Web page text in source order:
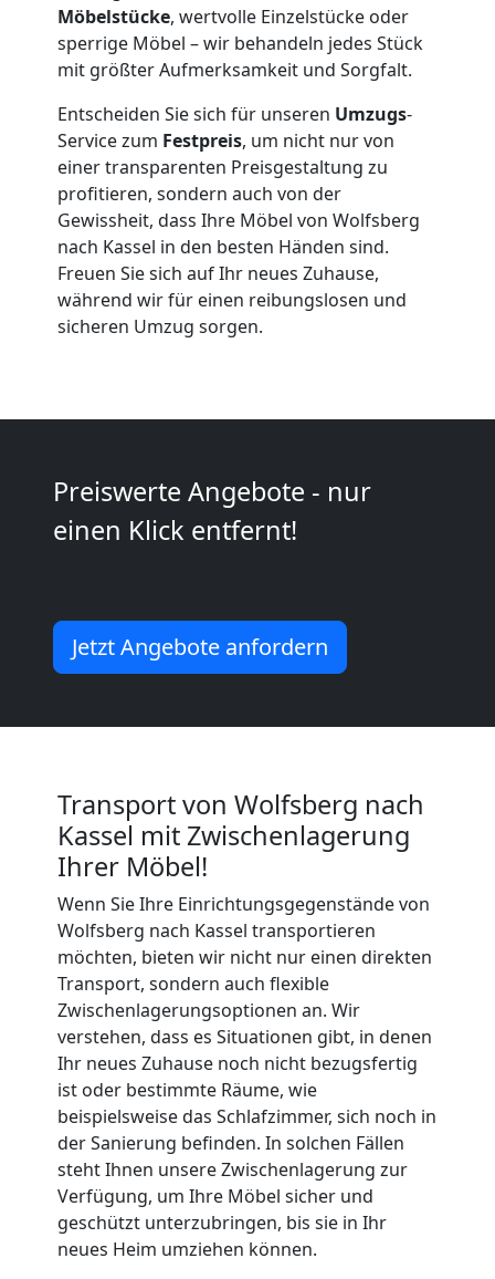
Möbelstücke, wertvolle Einzelstücke oder
sperrige Möbel – wir behandeln jedes Stück
mit größter Aufmerksamkeit und Sorgfalt.
Entscheiden Sie sich für unseren Umzugs-
Service zum Festpreis, um nicht nur von
einer transparenten Preisgestaltung zu
profitieren, sondern auch von der
Gewissheit, dass Ihre Möbel von Wolfsberg
nach Kassel in den besten Händen sind.
Freuen Sie sich auf Ihr neues Zuhause,
während wir für einen reibungslosen und
sicheren Umzug sorgen.
Preiswerte Angebote - nur
einen Klick entfernt!
Jetzt Angebote anfordern
Transport von Wolfsberg nach
Kassel mit Zwischenlagerung
Ihrer Möbel!
Wenn Sie Ihre Einrichtungsgegenstände von
Wolfsberg nach Kassel transportieren
möchten, bieten wir nicht nur einen direkten
Transport, sondern auch flexible
Zwischenlagerungsoptionen an. Wir
verstehen, dass es Situationen gibt, in denen
Ihr neues Zuhause noch nicht bezugsfertig
ist oder bestimmte Räume, wie
beispielsweise das Schlafzimmer, sich noch in
der Sanierung befinden. In solchen Fällen
steht Ihnen unsere Zwischenlagerung zur
Verfügung, um Ihre Möbel sicher und
geschützt unterzubringen, bis sie in Ihr
neues Heim umziehen können.
Qualitäts-
Umzüge
Wolfsberg
Vereinsumzug
Wolfsberg
Anfrage
Möbeltransport
National
International
Beiladung
International
Internationaler
Umzug
Nationaler
Umzug